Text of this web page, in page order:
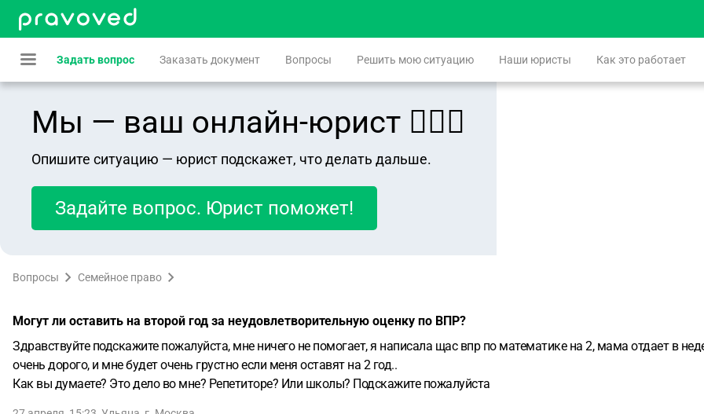
Задать вопрос Заказать документ Вопросы Решить мою ситуацию Наши юристы Как это работает
Мы — ваш онлайн-юрист 👨🏻‍⚖️
Опишите ситуацию — юрист подскажет, что делать дальше.
Задайте вопрос. Юрист поможет!
Вопросы Семейное право
Могут ли оставить на второй год за неудовлетворительную оценку по ВПР?
Здравствуйте подскажите пожалуйста, мне ничего не помогает, я написала щас впр по математике на 2, мама отдает в
очень дорого, и мне будет очень грустно если меня оставят на 2 год..
Как вы думаете? Это дело во мне? Репетиторе? Или школы? Подскажите пожалуйста